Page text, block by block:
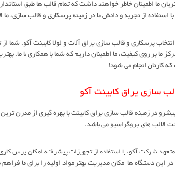
ما اطمینان خاطر خواهند داشت که تمام قالب ها طبق
استفاده از تجربه و دانش ما در زمینه پرسکاری و قالب سازی،
انتخاب پرسکاری و قالب سازی یراق آلات و لولا کابینت آکو، شما
ما بر روی کیفیت، ما اطمینان داریم که شما با همکاری با ما،
که کارتان انجام می شود!
سازی یراق کابینت آکو
در زمینه قالب سازی یراق کابینت با بهره گیری از مدرن
قالب های پروگراسیو می باشد.
شرکت آکو، با استفاده از تجهیزات پیشرفته امکان پرس
این دستگاه ها امکان مدیریت بهتر مواد اولیه را برای ما